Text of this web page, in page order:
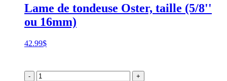
Lame de tondeuse Oster, taille (5/8''
ou 16mm)
42.99$
- +